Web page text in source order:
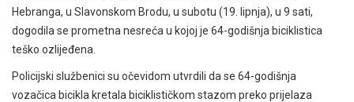
Hebranga, u Slavonskom Brodu, u subotu (19. lipnja), u 9 sati,
dogodila se prometna nesreća u kojoj je 64-godišnja biciklistica
teško ozlijeđena.
Policijski službenici su očevidom utvrdili da se 64-godišnja
vozačica bicikla kretala biciklističkom stazom preko prijelaza